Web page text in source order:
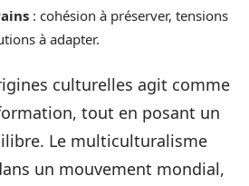
: cohésion à préserver, tensions
à adapter.
culturelles agit comme
tout en posant un
Le multiculturalisme
un mouvement mondial,